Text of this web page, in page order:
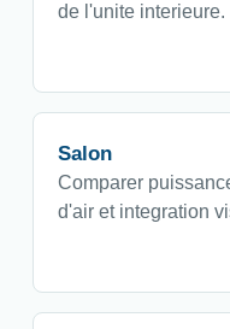
de l'unite interieure.
Salon
Comparer
d'air et integration